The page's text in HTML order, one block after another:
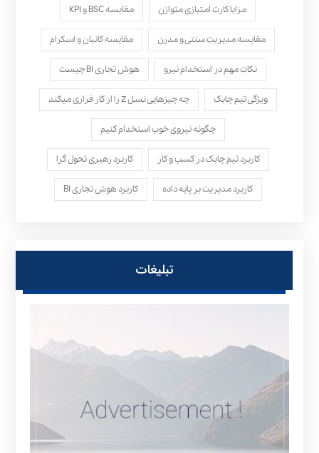
مزایا کارت امتیازی متوازن مقایسه BSC و KPI
مقایسه مدیریت سنتی و مدرن مقایسه کانبان و اسکرام
نکات مهم در استخدام نیرو هوش تجاری BI چیست
ویژگی تیم چابک چه چیزهایی نسل Z را از کار فراری میکند
چگونه نیروی خوب استخدام کنیم
کاربرد تیم چابک در کسب و کار کاربرد رهبری تحول‌ گرا
کاربرد مدیریت بر پایه داده کاربرد هوش تجاری BI
تبلیغات